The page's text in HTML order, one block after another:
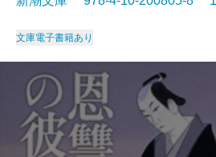
文庫電子書籍あり